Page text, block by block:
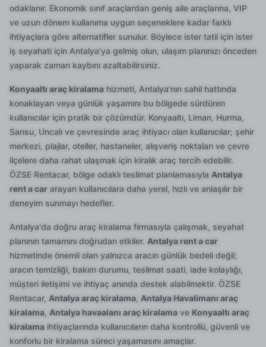
odaklanır. Ekonomik sınıf araçlardan geniş aile araçlarına, VIP
ve uzun dönem kullanıma uygun seçeneklere kadar farklı
ihtiyaçlara göre alternatifler sunulur. Böylece ister tatil için ister
iş seyahati için Antalya'ya gelmiş olun, ulaşım planınızı önceden
yaparak zaman kaybını azaltabilirsiniz.
Konyaaltı araç kiralama hizmeti, Antalya'nın sahil hattında
konaklayan veya günlük yaşamını bu bölgede sürdüren
kullanıcılar için pratik bir çözümdür. Konyaaltı, Liman, Hurma,
Sarısu, Uncalı ve çevresinde araç ihtiyacı olan kullanıcılar; şehir
merkezi, plajlar, oteller, hastaneler, alışveriş noktaları ve çevre
ilçelere daha rahat ulaşmak için kiralık araç tercih edebilir.
ÖZSE Rentacar, bölge odaklı teslimat planlamasıyla Antalya
rent a car arayan kullanıcılara daha yerel, hızlı ve anlaşılır bir
deneyim sunmayı hedefler.
Antalya'da doğru araç kiralama firmasıyla çalışmak, seyahat
planının tamamını doğrudan etkiler. Antalya rent a car
hizmetinde önemli olan yalnızca aracın günlük bedeli değil;
aracın temizliği, bakım durumu, teslimat saati, iade kolaylığı,
müşteri iletişimi ve ihtiyaç anında destek alabilmektir. ÖZSE
Rentacar, Antalya araç kiralama, Antalya Havalimanı araç
kiralama, Antalya havaalanı araç kiralama ve Konyaaltı araç
kiralama ihtiyaçlarında kullanıcıların daha kontrollü, güvenli ve
konforlu bir kiralama süreci yaşamasını amaçlar.